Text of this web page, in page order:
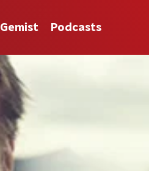
Gemist Podcasts